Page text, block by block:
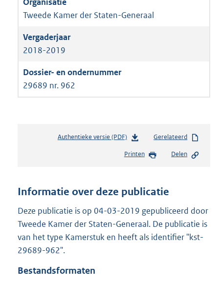
Tweede Kamer der Staten-Generaal
2018-2019
29689 nr. 962
Authentieke versie (PDF)b
s
n
s
r
o
Gerelateerd
Printen Delen
Informatie over deze publicatie
Deze publicatie is op 04-03-2019 gepubliceerd door
Tweede Kamer der Staten-Generaal. De publicatie is
van het type Kamerstuk en heeft als identifier "kst-
29689-962".
Bestandsformaten